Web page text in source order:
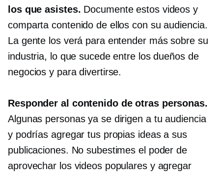
los que asistes. Documente estos videos y
comparta contenido de ellos con su audiencia.
La gente los verá para entender más sobre su
industria, lo que sucede entre los dueños de
negocios y para divertirse.
Responder al contenido de otras personas.
Algunas personas ya se dirigen a tu audiencia
y podrías agregar tus propias ideas a sus
publicaciones. No subestimes el poder de
aprovechar los videos populares y agregar